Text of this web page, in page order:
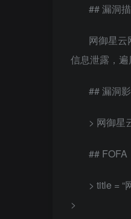
## 漏洞
网御星云
信息泄露，遍
## 漏洞
> 网御星
## FOFA
> title =
>